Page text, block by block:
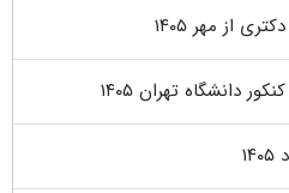
از مهر ۱۴۰۵
دانشگاه تهران ۱۴۰۵